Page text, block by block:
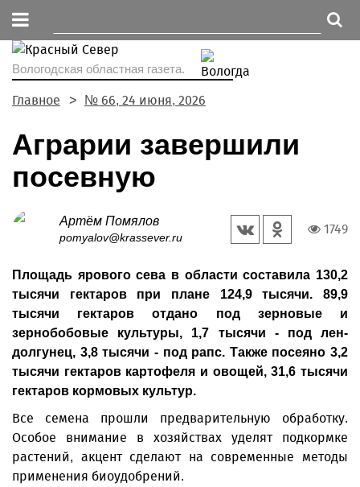
Вологодская областная газета.
Главное № 66, 24 июня, 2026
Аграрии завершили
посевную
Артём Помялов
pomyalov@krassever.ru
1749
Площадь ярового сева в области составила 130,2
тысячи гектаров при плане 124,9 тысячи. 89,9
тысячи гектаров отдано под зерновые и
зернобобовые культуры, 1,7 тысячи - под лен-
долгунец, 3,8 тысячи - под рапс. Также посеяно 3,2
тысячи гектаров картофеля и овощей, 31,6 тысячи
гектаров кормовых культур.
Все семена прошли предварительную обработку.
Особое внимание в хозяйствах уделят подкормке
растений, акцент сделают на современные методы
применения био­удобрений.